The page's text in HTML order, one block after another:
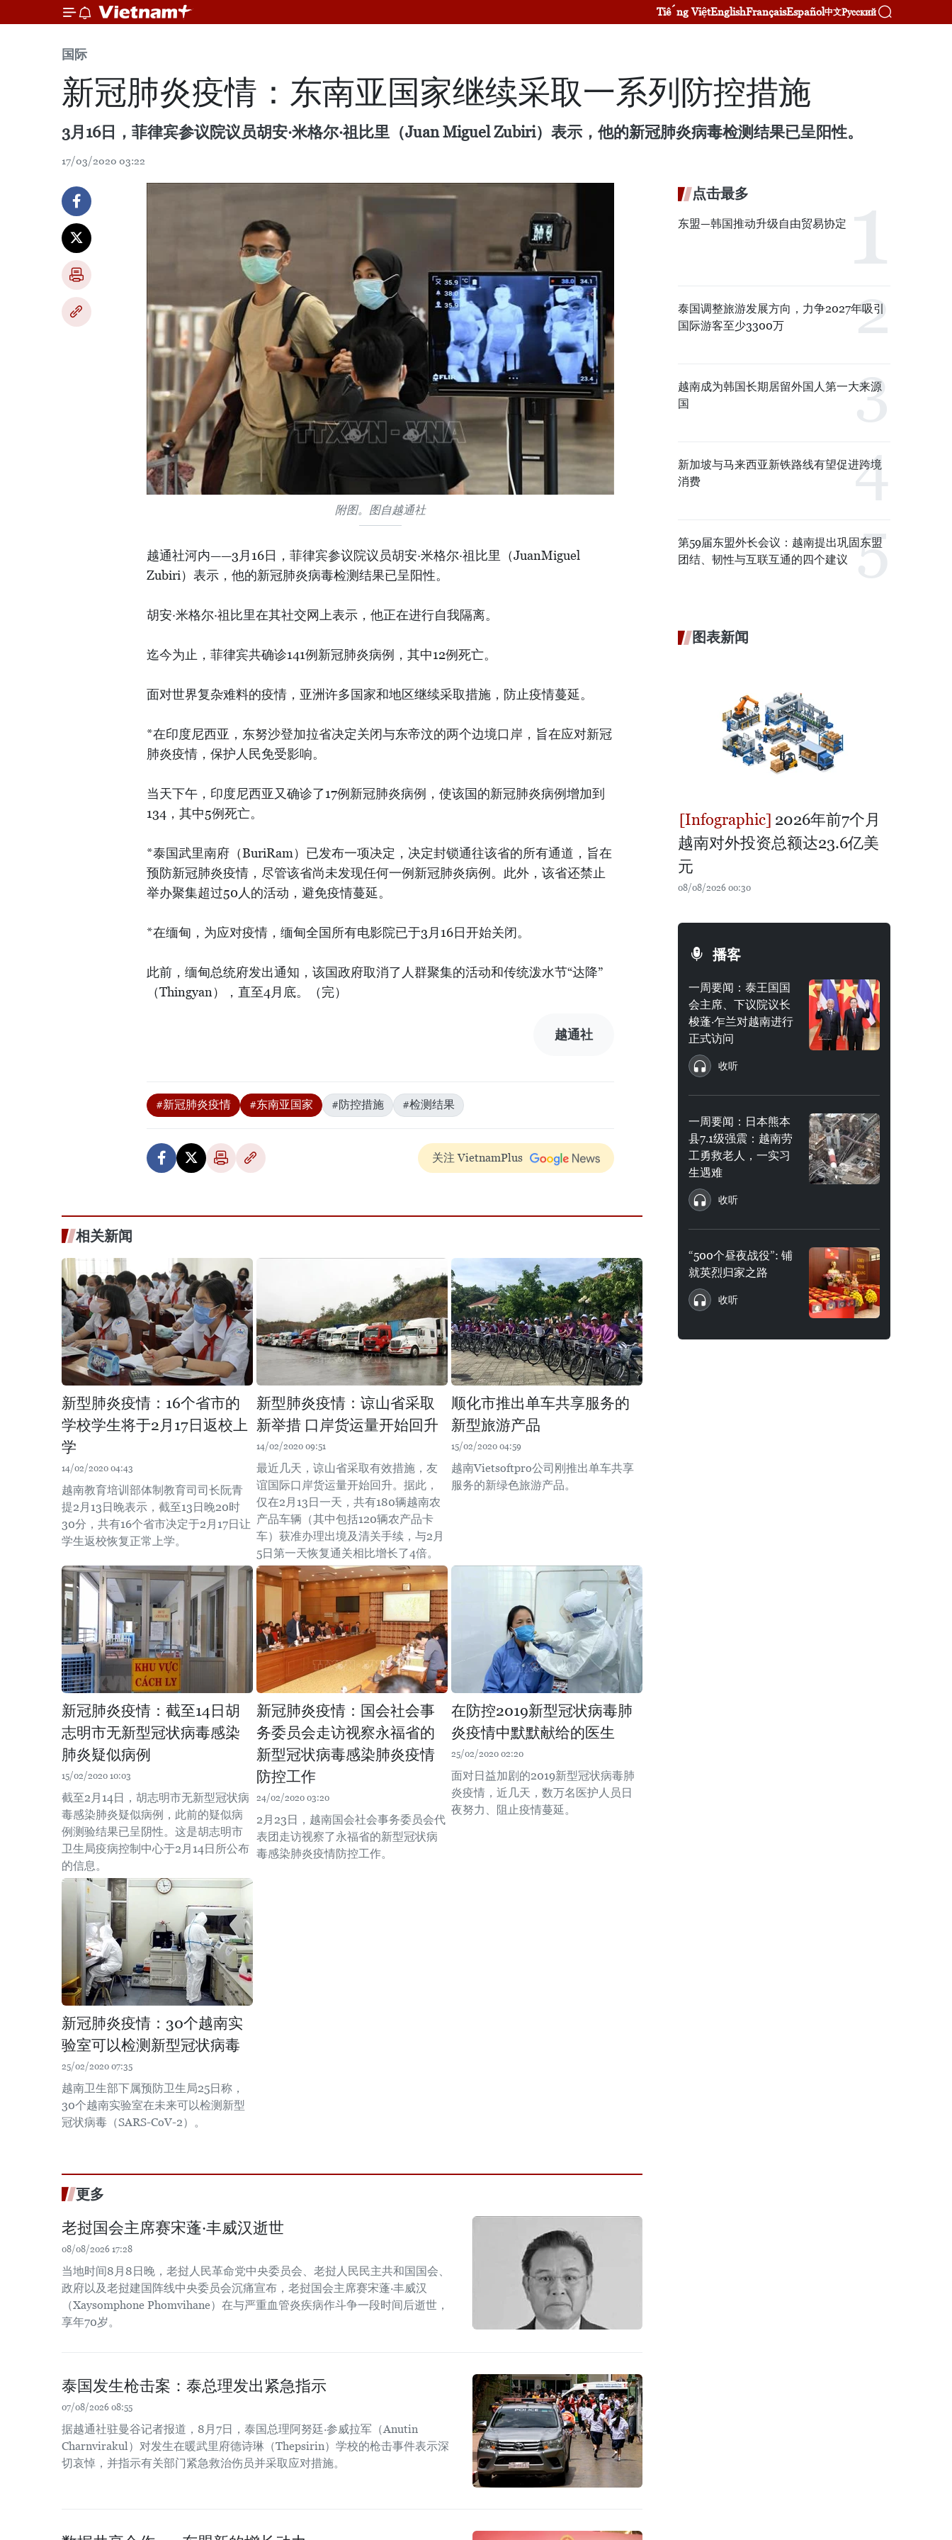
Tiếng ViệtEnglishFrançaisEspañol中文Русский
国际
新冠肺炎疫情：东南亚国家继续采取一系列防控措施
3月16日，菲律宾参议院议员胡安·米格尔·祖比里（Juan Miguel Zubiri）表示，他的新冠肺炎病毒检测结果已呈阳性。
17/03/2020 03:22
附图。图自越通社
越通社河内——3月16日，菲律宾参议院议员胡安·米格尔·祖比里（JuanMiguel
Zubiri）表示，他的新冠肺炎病毒检测结果已呈阳性。
胡安·米格尔·祖比里在其社交网上表示，他正在进行自我隔离。
迄今为止，菲律宾共确诊141例新冠肺炎病例，其中12例死亡。
面对世界复杂难料的疫情，亚洲许多国家和地区继续采取措施，防止疫情蔓延。
*在印度尼西亚，东努沙登加拉省决定关闭与东帝汶的两个边境口岸，旨在应对新冠
肺炎疫情，保护人民免受影响。
当天下午，印度尼西亚又确诊了17例新冠肺炎病例，使该国的新冠肺炎病例增加到
134，其中5例死亡。
*泰国武里南府（BuriRam）已发布一项决定，决定封锁通往该省的所有通道，旨在
预防新冠肺炎疫情，尽管该省尚未发现任何一例新冠肺炎病例。此外，该省还禁止
举办聚集超过50人的活动，避免疫情蔓延。
*在缅甸，为应对疫情，缅甸全国所有电影院已于3月16日开始关闭。
此前，缅甸总统府发出通知，该国政府取消了人群聚集的活动和传统泼水节“达降”
（Thingyan），直至4月底。（完）
越通社
#新冠肺炎疫情 #东南亚国家 #防控措施 #检测结果
关注 VietnamPlus
相关新闻
新型肺炎疫情：16个省市的
学校学生将于2月17日返校上
学
14/02/2020 04:43
越南教育培训部体制教育司司长阮青
提2月13日晚表示，截至13日晚20时
30分，共有16个省市决定于2月17日让
学生返校恢复正常上学。
新型肺炎疫情：谅山省采取
新举措 口岸货运量开始回升
14/02/2020 09:51
最近几天，谅山省采取有效措施，友
谊国际口岸货运量开始回升。据此，
仅在2月13日一天，共有180辆越南农
产品车辆（其中包括120辆农产品卡
车）获准办理出境及清关手续，与2月
5日第一天恢复通关相比增长了4倍。
顺化市推出单车共享服务的
新型旅游产品
15/02/2020 04:59
越南Vietsoftpro公司刚推出单车共享
服务的新绿色旅游产品。
新冠肺炎疫情：截至14日胡
志明市无新型冠状病毒感染
肺炎疑似病例
15/02/2020 10:03
截至2月14日，胡志明市无新型冠状病
毒感染肺炎疑似病例，此前的疑似病
例测验结果已呈阴性。这是胡志明市
卫生局疫病控制中心于2月14日所公布
的信息。
新冠肺炎疫情：国会社会事
务委员会走访视察永福省的
新型冠状病毒感染肺炎疫情
防控工作
24/02/2020 03:20
2月23日，越南国会社会事务委员会代
表团走访视察了永福省的新型冠状病
毒感染肺炎疫情防控工作。
在防控2019新型冠状病毒肺
炎疫情中默默献给的医生
25/02/2020 02:20
面对日益加剧的2019新型冠状病毒肺
炎疫情，近几天，数万名医护人员日
夜努力、阻止疫情蔓延。
新冠肺炎疫情：30个越南实
验室可以检测新型冠状病毒
25/02/2020 07:35
越南卫生部下属预防卫生局25日称，
30个越南实验室在未来可以检测新型
冠状病毒（SARS-CoV-2）。
更多
老挝国会主席赛宋蓬·丰威汉逝世
08/08/2026 17:28
当地时间8月8日晚，老挝人民革命党中央委员会、老挝人民民主共和国国会、
政府以及老挝建国阵线中央委员会沉痛宣布，老挝国会主席赛宋蓬·丰威汉
（Xaysomphone Phomvihane）在与严重血管炎疾病作斗争一段时间后逝世，
享年70岁。
泰国发生枪击案：泰总理发出紧急指示
07/08/2026 08:55
据越通社驻曼谷记者报道，8月7日，泰国总理阿努廷·参威拉军（Anutin
Charnvirakul）对发生在暖武里府德诗琳（Thepsirin）学校的枪击事件表示深
切哀悼，并指示有关部门紧急救治伤员并采取应对措施。
点击最多
东盟—韩国推动升级自由贸易协定
泰国调整旅游发展方向，力争2027年吸引
国际游客至少3300万
越南成为韩国长期居留外国人第一大来源
国
新加坡与马来西亚新铁路线有望促进跨境
消费
第59届东盟外长会议：越南提出巩固东盟
团结、韧性与互联互通的四个建议
图表新闻
2026年前7个月
越南对外投资总额达23.6亿美
元
08/08/2026 00:30
播客
一周要闻：泰王国国
会主席、下议院议长
梭蓬·乍兰对越南进行
正式访问
收听
一周要闻：日本熊本
县7.1级强震：越南劳
工勇救老人，一实习
生遇难
收听
“500个昼夜战役”: 铺
就英烈归家之路
收听